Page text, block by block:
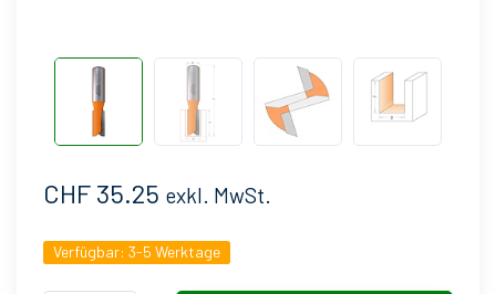
CHF 35.25 exkl. MwSt.
Verfügbar: 3-5 Werktage